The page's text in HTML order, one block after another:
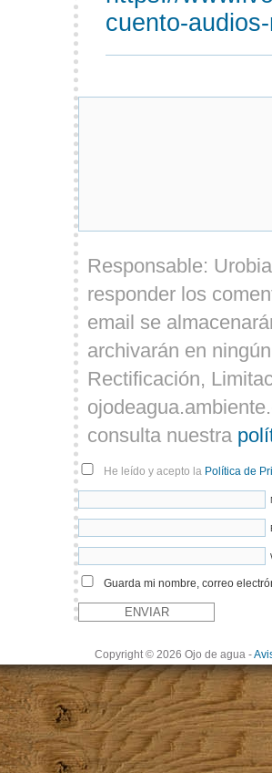
cuento-
Responsable:
responder los
email se
archivarán en
Rectificación,
consulta nuestra
He leído y acepto la Política de
Guarda mi nombre, correo
Copyright © 2026 Ojo de agua -